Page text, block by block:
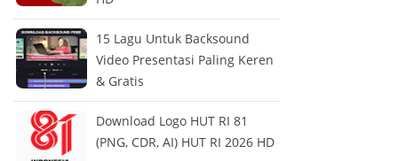
15 Lagu Untuk Backsound
Video Presentasi Paling Keren
& Gratis
Download Logo HUT RI 81
(PNG, CDR, AI) HUT RI 2026 HD